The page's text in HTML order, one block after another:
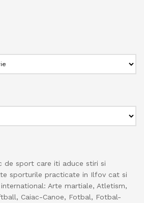
de sport care iti aduce stiri si
sporturile practicate in Ilfov cat si
Arte martiale, Atletism,
Caiac-Canoe, Fotbal, Fotbal-